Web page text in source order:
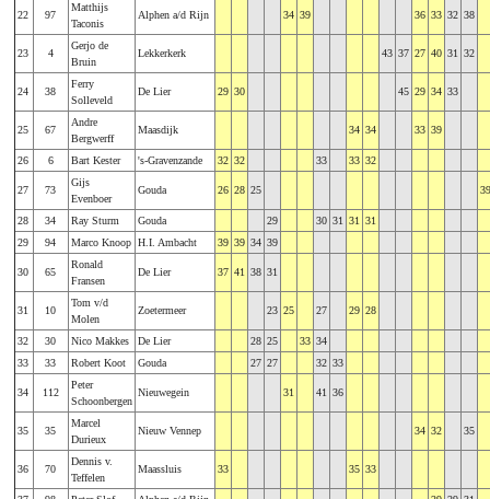
22 97
Matthijs
Taconis
Alphen a/d Rijn 34 39 36 33 32 38
23 4
Gerjo de
Bruin
Lekkerkerk 43 37 27 40 31 32
24 38
Ferry
Solleveld
De Lier 29 30 45 29 34 33
25 67
Andre
Bergwerff
Maasdijk 34 34 33 39
26 6 Bart Kester 's-Gravenzande 32 32 33 33 32
27 73
Gijs
Evenboer
Gouda 26 28 25 39
28 34 Ray Sturm Gouda 29 30 31 31
31
29
94 Marco Knoop H.I. Ambacht 39 39 34 39
30 65
Ronald
Fransen
De Lier 37 41 38 31
31 10
Tom v/d
Molen
Zoetermeer 23 25 27 29 28
32 30 Nico Makkes De Lier 28 25 33 34
33
33 Robert Koot Gouda 27 27 32 33
34 112
Peter
Schoonbergen
Nieuwegein 31 41 36
35 35
Marcel
Durieux
Nieuw Vennep 34 32 35
36 70
Dennis v.
Teffelen
Maassluis 33 35 33